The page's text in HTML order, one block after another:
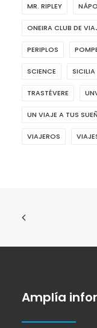
MR. RIPLEY
ONEIRA CLUB DE
PERIPLOS
SCIENCE SICILIA
TRASTÉVERE
UN VIAJE A TUS
VIAJEROS
Amplía